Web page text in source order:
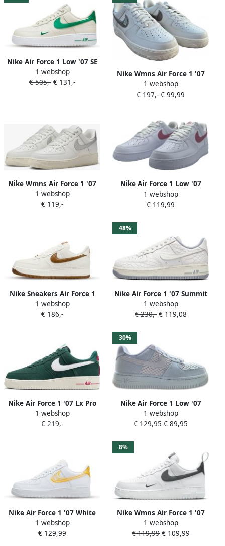
Nike Air Force 1 Low '07 SE
40th Anniversary Edition
Sail Malachite ( 's)
1 webshop
€ 505,- € 131,-
Nike Wmns Air Force 1 '07
Phantom Lt Iron Ore-Lt Iron
Ore
1 webshop
€ 197,- € 99,99
Nike Wmns Air Force 1 '07
Basketball Schoenen
summit white metallic
1 webshop
€ 119,-
Nike Air Force 1 Low '07
White Desert Berry
Sneakers Unisex DOOS
1 webshop
€ 119,99
Nike Sneakers Air Force 1
Limited Edition SNKRS Day
1 webshop
€ 186,-
48%
Nike Air Force 1 '07 Summit
White Summit White Sail
Wolf Grey Schoenmaat 40 1
1 webshop
€ 230,- € 119,08
Nike Air Force 1 '07 Lx Pro
Green White Sail Gym Red
Schoenmaat 44 1 2 Sneakers
1 webshop
€ 219,-
30%
Nike Air Force 1 Low '07
Light Silver Denim Mesh
Sneakers Doos Zonder
1 webshop
€ 129,95 € 89,95
Nike Air Force 1 '07 White
Solar Flare Schoenmaat 40 1
2 Sneakers DX2646 100
1 webshop
€ 129,99
8%
Nike Wmns Air Force 1 '07
Lv8 Ut Basketball Schoenen
white metallic dark grey
1 webshop
€ 119,99 € 109,99